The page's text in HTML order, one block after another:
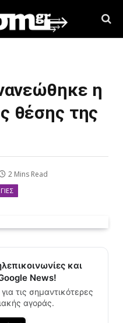
η
θέσης της
2 Mins Read
και
News!
τις σημαντικότερες
αγοράς.